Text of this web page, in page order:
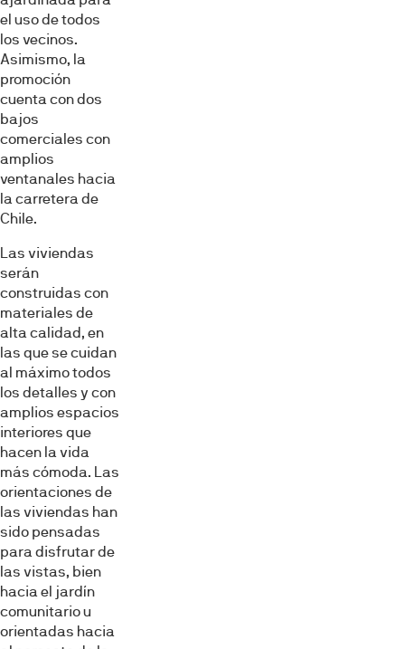
el uso de todos
los vecinos.
Asimismo, la
promoción
cuenta con dos
bajos
comerciales con
amplios
ventanales hacia
la carretera de
Chile.
Las viviendas
serán
construidas con
materiales de
alta calidad, en
las que se cuidan
al máximo todos
los detalles y con
amplios espacios
interiores que
hacen la vida
más cómoda. Las
orientaciones de
las viviendas han
sido pensadas
para disfrutar de
las vistas, bien
hacia el jardín
comunitario u
orientadas hacia